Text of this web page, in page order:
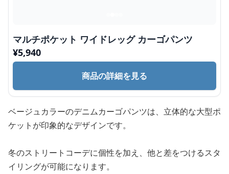
マルチポケット ワイドレッグ カーゴパンツ
¥5,940
商品の詳細を見る
ベージュカラーのデニムカーゴパンツは、立体的な大型ポ
ケットが印象的なデザインです。
冬のストリートコーデに個性を加え、他と差をつけるスタ
イリングが可能になります。